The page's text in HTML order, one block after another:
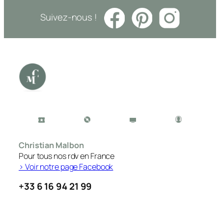
Suivez-nous !
Christian Malbon
Pour tous nos rdv en France
> Voir notre page Facebook
+33 6 16 94 21 99